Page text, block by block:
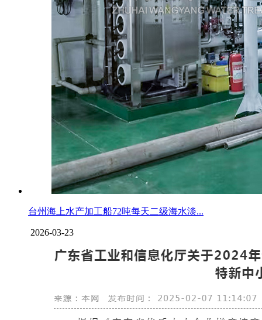
台州海上水产加工船72吨每天二级海水淡...
2026-03-23